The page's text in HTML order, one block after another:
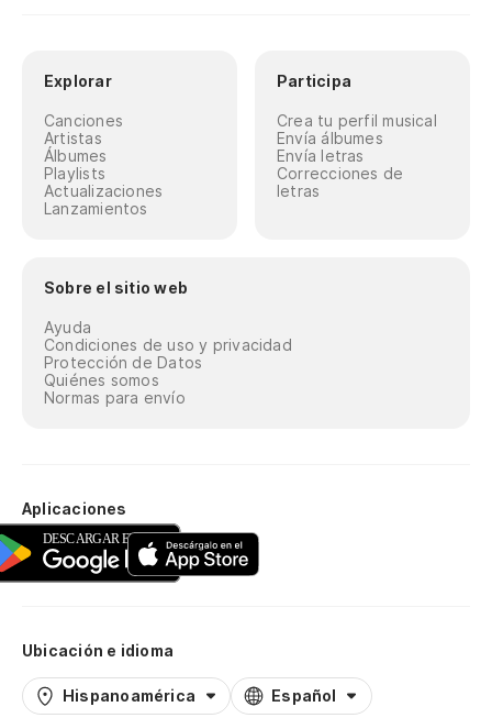
Explorar
Canciones
Artistas
Álbumes
Playlists
Actualizaciones
Lanzamientos
Participa
Crea tu perfil musical
Envía álbumes
Envía letras
Correcciones de
letras
Sobre el sitio web
Ayuda
Condiciones de uso y privacidad
Protección de Datos
Quiénes somos
Normas para envío
Aplicaciones
Ubicación e idioma
Hispanoamérica Español